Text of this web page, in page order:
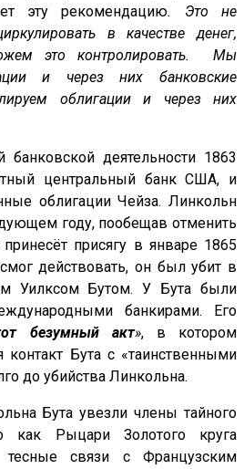
эту рекомендацию. Это не
в качестве денег,
это контролировать. Мы
и через них банковские
облигации и через них
банковской деятельности 1863
центральный банк США, и
облигации Чейза. Линкольн
году, пообещав отменить
присягу в январе 1865
действовать, он был убит в
Уилксом Бутом. У Бута были
банкирами. Его
безумный акт», в котором
контакт Бута с «таинственными
до убийства Линкольна.
Бута увезли члены тайного
как Рыцари Золотого круга
связи с Французским